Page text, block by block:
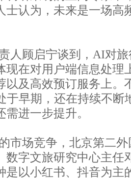
士认为，未来是一场高
人顾启宁谈到，AI对
现在对用户端信息处理
以及高效预订服务上。
于早期，还在持续不断
进一步提升。
市场竞争，北京第二
数字文旅研究中心主任
是以小红书、抖音为主